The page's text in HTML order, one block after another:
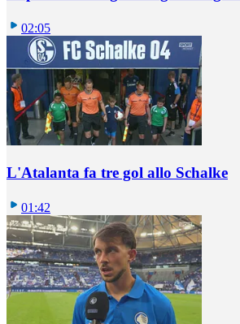
02:05
L'Atalanta fa tre gol allo Schalke
01:42